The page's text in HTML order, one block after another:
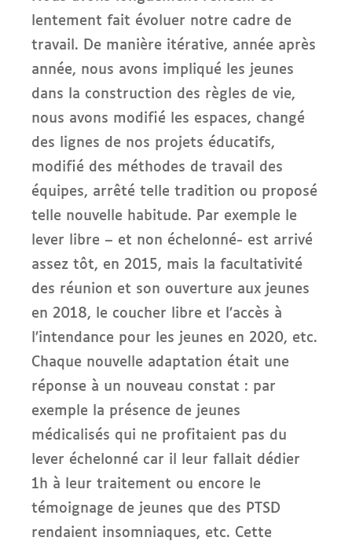
lentement fait évoluer notre cadre de
travail. De manière itérative, année après
année, nous avons impliqué les jeunes
dans la construction des règles de vie,
nous avons modifié les espaces, changé
des lignes de nos projets éducatifs,
modifié des méthodes de travail des
équipes, arrêté telle tradition ou proposé
telle nouvelle habitude. Par exemple le
lever libre – et non échelonné- est arrivé
assez tôt, en 2015, mais la facultativité
des réunion et son ouverture aux jeunes
en 2018, le coucher libre et l’accès à
l’intendance pour les jeunes en 2020, etc.
Chaque nouvelle adaptation était une
réponse à un nouveau constat : par
exemple la présence de jeunes
médicalisés qui ne profitaient pas du
lever échelonné car il leur fallait dédier
1h à leur traitement ou encore le
témoignage de jeunes que des PTSD
rendaient insomniaques, etc. Cette